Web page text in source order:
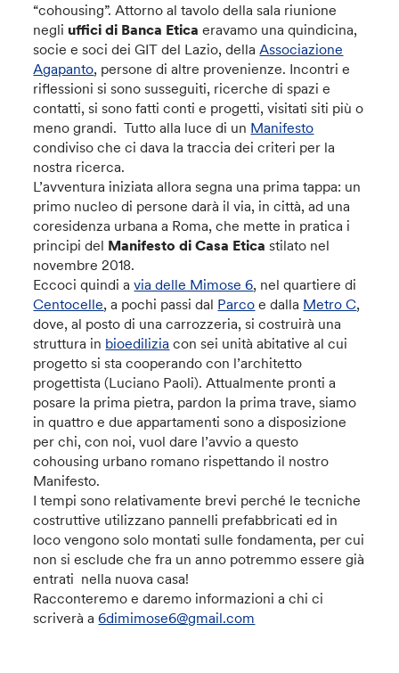
“cohousing”. Attorno al tavolo della sala riunione
negli uffici di Banca Etica eravamo una quindicina,
socie e soci dei GIT del Lazio, dellaAssociazione
Agapanto, persone di altre provenienze. Incontri e
riflessioni si sono susseguiti, ricerche di spazi e
contatti, si sono fatti conti e progetti, visitati siti più o
meno grandi. Tutto alla luce di un Manifesto
condiviso che ci dava la traccia dei criteri per la
nostra ricerca.
L’avventura iniziata allora segna una prima tappa: un
primo nucleo di persone darà il via, in città, ad una
coresidenza urbana a Roma, che mette in pratica i
principi del Manifesto di Casa Eticastilato nel
novembre 2018.
Eccoci quindi avia delle Mimose 6, nel quartiere di
Centocelle, a pochi passi dal Parco e dalla Metro C,
dove, al posto di una carrozzeria, si costruirà una
struttura in bioedilizia con sei unità abitative al cui
progetto si sta cooperando con l’architetto
progettista (Luciano Paoli). Attualmente pronti a
posare la prima pietra, pardon la prima trave, siamo
in quattro e due appartamenti sono a disposizione
per chi, con noi, vuol dare l’avvio a questo
cohousing urbano romano rispettando il nostro
Manifesto.
I tempi sono relativamente brevi perché le tecniche
costruttive utilizzano pannelli prefabbricati ed in
loco vengono solo montati sulle fondamenta, per cui
non si esclude che fra un anno potremmo essere già
entrati nella nuova casa!
Racconteremo e daremo informazioni a chi ci
scriverà a6dimimose6@gmail.com